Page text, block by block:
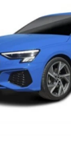
VEDI